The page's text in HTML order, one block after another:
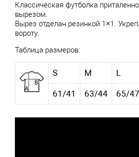
Классическая футболка
вырезом.
Вырез отделан резинкой 1×1.
вороту.
Таблица размеров:
S M L
61/41 63/44 65/47